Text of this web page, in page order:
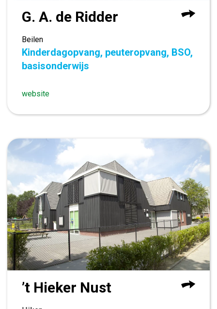
G. A. de Ridder
Beilen
Kinderdagopvang, peuteropvang, BSO,
basisonderwijs
website
’t Hieker Nust